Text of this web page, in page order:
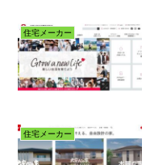
住宅メーカー
住宅メーカー